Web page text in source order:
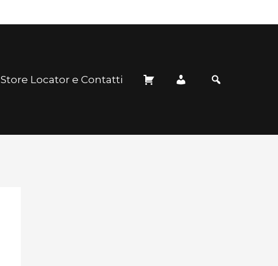
Store Locator e Contatti